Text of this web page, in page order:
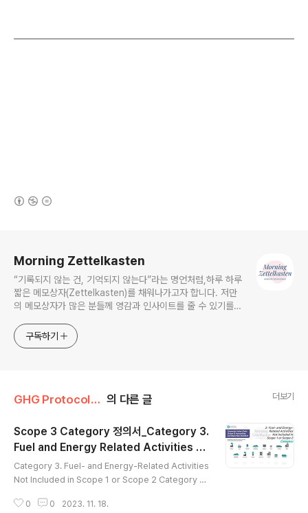
Morning Zettelkasten
“기록되지 않는 건, 기억되지 않는다”라는 명언처럼,하루 하루
짧은 메모상자(Zettelkasten)를 채워나가고자 합니다. 저만
의 메모상자가 많은 분들께 영감과 인사이트를 줄 수 있기를
구독하기
GHG Protocol_Scope 3 의 다른 글 더보기
Scope 3 Category 정의서_Category 3.
Fuel and Energy Related Activities C
ategory Description & Activities
Category 3. Fuel- and Energy-Related Activities
Not Included in Scope 1 or Scope 2 Category C
ot Included in Scope 1 or Scope 2 Category"는
0 0 2023. 11. 18.